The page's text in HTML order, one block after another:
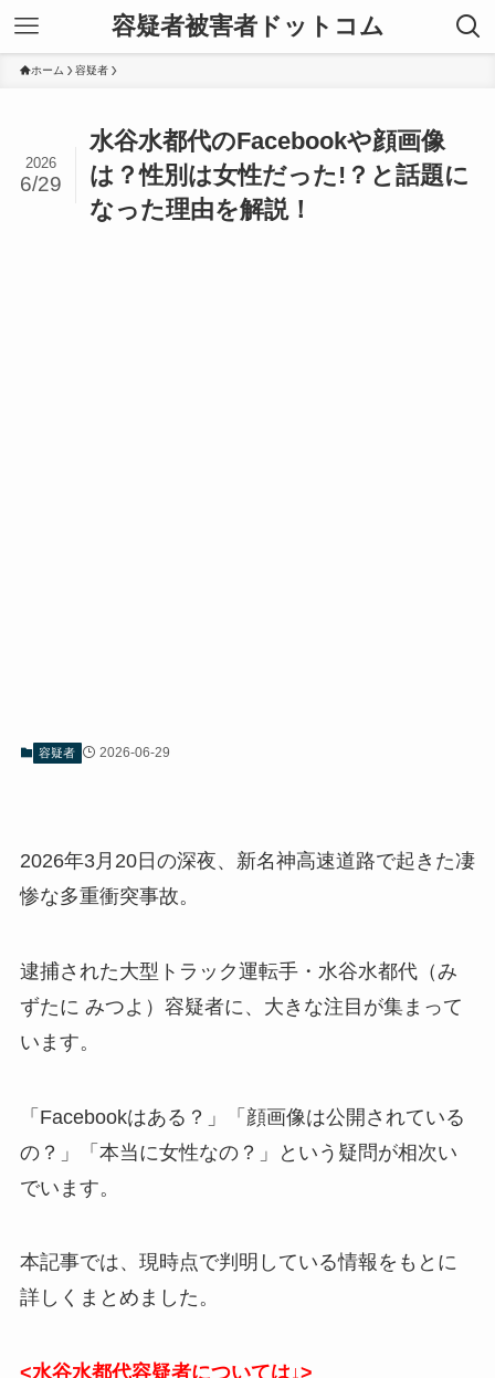
容疑者被害者ドットコム
ホーム 容疑者
水谷水都代のFacebookや顔画像
は？性別は女性だった!？と話題に
なった理由を解説！
2026
6/29
容疑者 2026-06-29
2026年3月20日の深夜、新名神高速道路で起きた凄
惨な多重衝突事故。
逮捕された大型トラック運転手・水谷水都代（み
ずたに みつよ）容疑者に、大きな注目が集まって
います。
「Facebookはある？」「顔画像は公開されている
の？」「本当に女性なの？」という疑問が相次い
でいます。
本記事では、現時点で判明している情報をもとに
詳しくまとめました。
<水谷水都代容疑者については↓>